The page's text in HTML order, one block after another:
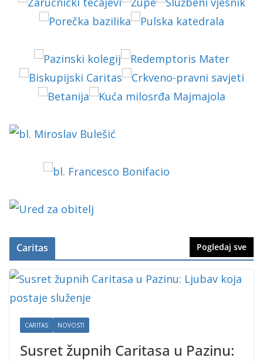
Caritas Pogledaj sve
CARITAS NOVOSTI
Susret župnih Caritasa u Pazinu: